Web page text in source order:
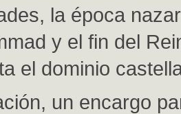
la época
y el fin del
el dominio
un encargo